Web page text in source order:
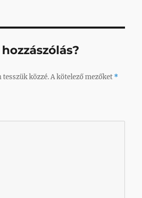
közzé. A kötelező mezőket *